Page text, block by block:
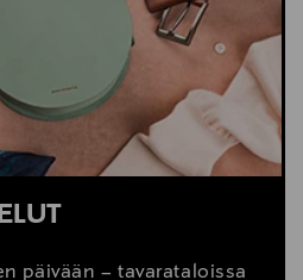
päivään – tavarataloissa